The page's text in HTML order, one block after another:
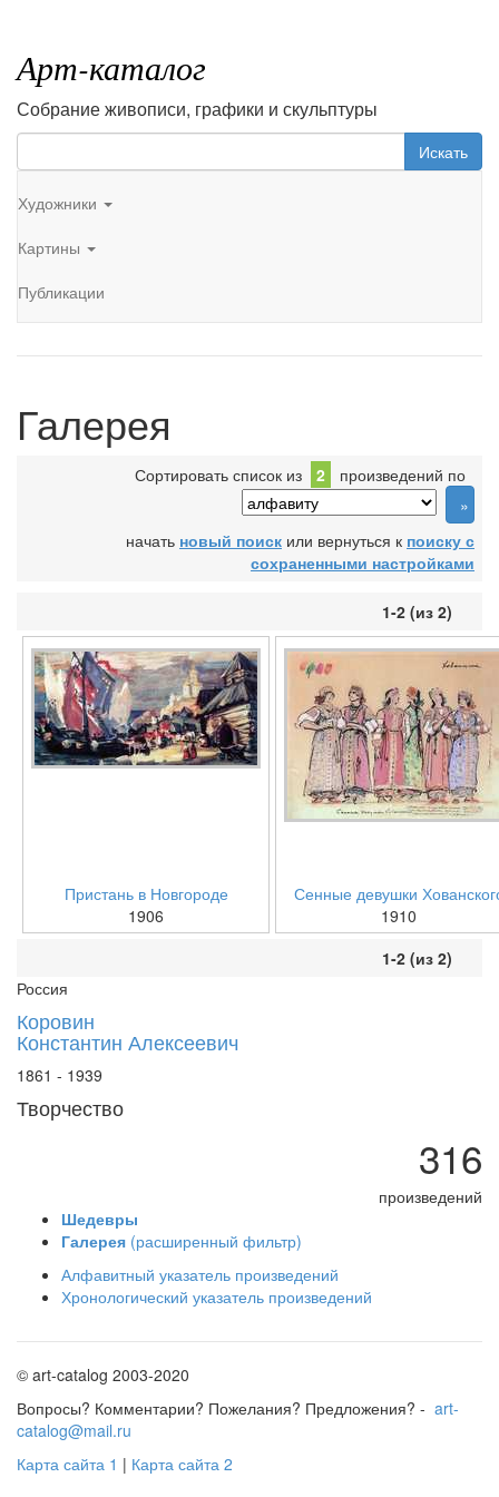
Арт-каталог
Собрание живописи, графики и скульптуры
Искать
Художники
Картины
Публикации
Галерея
Сортировать список из 2 произведений по
начать новый поиск или вернуться к поиску с
сохраненными настройками
1-2 (из 2)
Пристань в Новгороде
1906
Сенные девушки
1910
1-2 (из 2)
Россия
Коровин
Константин Алексеевич
1861 - 1939
Творчество
316
произведений
Шедевры
Галерея (расширенный фильтр)
Алфавитный указатель произведений
Хронологический указатель произведений
© art-catalog 2003-2020
Вопросы? Комментарии? Пожелания? Предложения? - art-
catalog@mail.ru
Карта сайта 1 | Карта сайта 2